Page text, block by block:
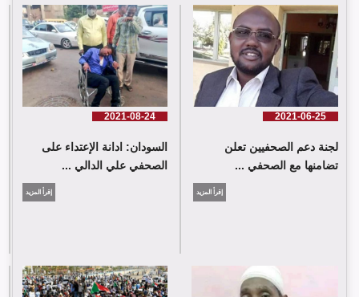
2021-06-25
لجنة دعم الصحفيين تعلن
تضامنها مع الصحفي ...
إقرأ المزيد
2021-08-24
السودان: ادانة الإعتداء على
الصحفي علي الدالي ...
إقرأ المزيد